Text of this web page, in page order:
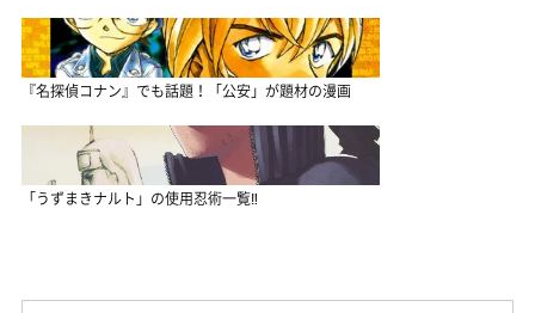
『名探偵コナン』でも話題！「公安」が題材の漫画
「うずまきナルト」の使用忍術一覧‼